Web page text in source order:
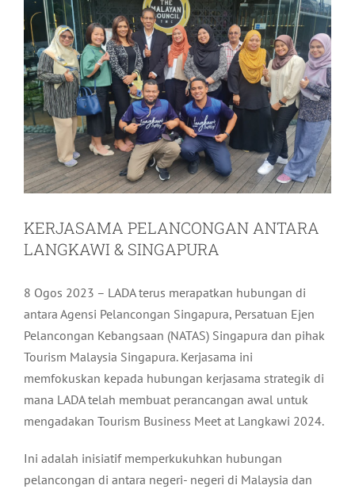
KERJASAMA PELANCONGAN ANTARA
LANGKAWI & SINGAPURA
8 Ogos 2023 – LADA terus merapatkan hubungan di
antara Agensi Pelancongan Singapura, Persatuan Ejen
Pelancongan Kebangsaan (NATAS) Singapura dan pihak
Tourism Malaysia Singapura. Kerjasama ini
memfokuskan kepada hubungan kerjasama strategik di
mana LADA telah membuat perancangan awal untuk
mengadakan Tourism Business Meet at Langkawi 2024.
Ini adalah inisiatif memperkukuhkan hubungan
pelancongan di antara negeri- negeri di Malaysia dan